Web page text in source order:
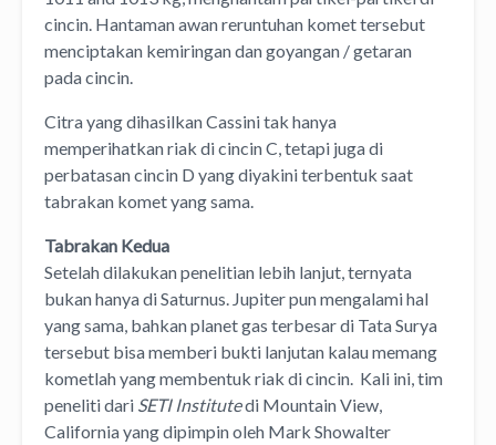
cincin. Hantaman awan reruntuhan komet tersebut
menciptakan kemiringan dan goyangan / getaran
pada cincin.
Citra yang dihasilkan Cassini tak hanya
memperihatkan riak di cincin C, tetapi juga di
perbatasan cincin D yang diyakini terbentuk saat
tabrakan komet yang sama.
Tabrakan Kedua
Setelah dilakukan penelitian lebih lanjut, ternyata
bukan hanya di Saturnus. Jupiter pun mengalami hal
yang sama, bahkan planet gas terbesar di Tata Surya
tersebut bisa memberi bukti lanjutan kalau memang
kometlah yang membentuk riak di cincin. Kali ini, tim
peneliti dari SETI Institutedi Mountain View,
California yang dipimpin oleh Mark Showalter